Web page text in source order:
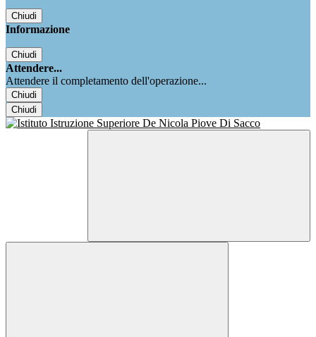
Chiudi
Informazione
Chiudi
Attendere...
Attendere il completamento dell'operazione...
Chiudi
Chiudi